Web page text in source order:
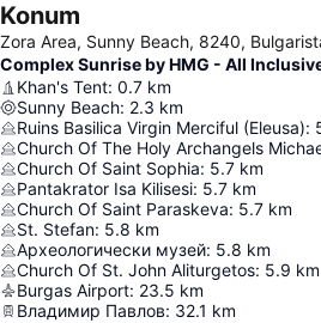
Konum
Zora Area, Sunny Beach, 8240,
Complex Sunrise by HMG - All
Khan's Tent: 0.7 km
Sunny Beach: 2.3 km
Ruins Basilica Virgin Merciful (Eleusa):
Church Of The Holy Archangels
Church Of Saint Sophia: 5.7 km
Pantakrator Isa Kilisesi: 5.7 km
Church Of Saint Paraskeva: 5.7 km
St. Stefan: 5.8 km
Археологически музей: 5.8 km
Church Of St. John Aliturgetos: 5.9 km
Burgas Airport: 23.5 km
Владимир Павлов: 32.1 km